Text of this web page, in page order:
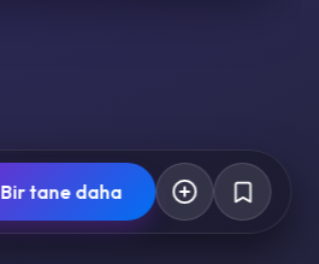
Bir tane daha